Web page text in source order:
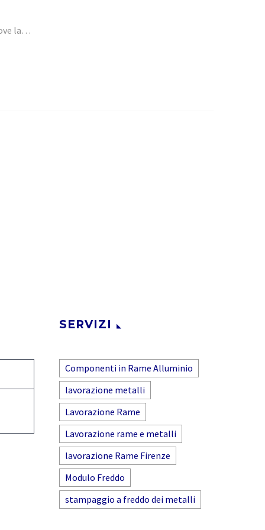
la…
SERVIZI
Componenti in Rame Alluminio
lavorazione metalli
Lavorazione Rame
Lavorazione rame e metalli
lavorazione Rame Firenze
Modulo Freddo
stampaggio a freddo dei metalli